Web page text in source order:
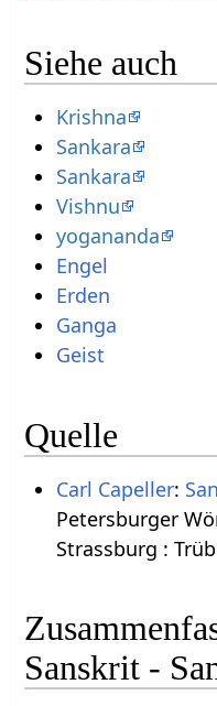
Siehe auch
Krishna
Sankara
Sankara
Vishnu
yogananda
Engel
Erden
Ganga
Geist
Quelle
Carl Capeller:
Petersburger
Strassburg :
Sanskrit -